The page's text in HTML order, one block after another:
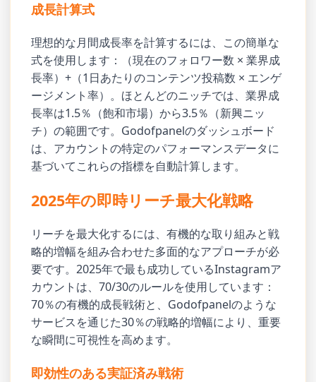
成長計算式
理想的な月間成長率を計算するには、この簡単な
式を使用します：（現在のフォロワー数 × 業界成
長率）+（1日あたりのコンテンツ投稿数 × エンゲ
ージメント率）。ほとんどのニッチでは、業界成
長率は1.5％（飽和市場）から3.5％（新興ニッ
チ）の範囲です。Godofpanelのダッシュボード
は、アカウントの特定のパフォーマンスデータに
基づいてこれらの指標を自動計算します。
2025年の即時リーチ最大化戦略
リーチを最大化するには、有機的な取り組みと戦
略的増幅を組み合わせた多面的なアプローチが必
要です。2025年で最も成功しているInstagramア
カウントは、70/30のルールを使用しています：
70％の有機的成長戦術と、Godofpanelのような
サービスを通じた30％の戦略的増幅により、重要
な瞬間に可視性を高めます。
即効性のある実証済み戦術